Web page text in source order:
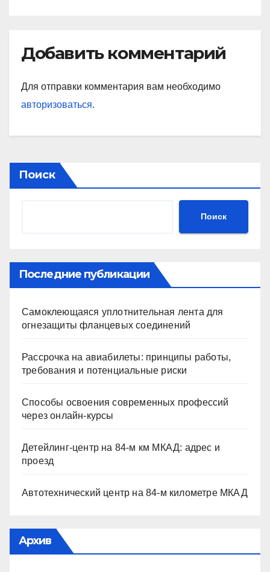
Добавить комментарий
Для отправки комментария вам необходимо
авторизоваться.
Поиск
Поиск
Последние публикации
Самоклеющаяся уплотнительная лента для
огнезащиты фланцевых соединений
Рассрочка на авиабилеты: принципы работы,
требования и потенциальные риски
Способы освоения современных профессий
через онлайн-курсы
Детейлинг-центр на 84-м км МКАД: адрес и
проезд
Автотехнический центр на 84-м километре МКАД
Архив